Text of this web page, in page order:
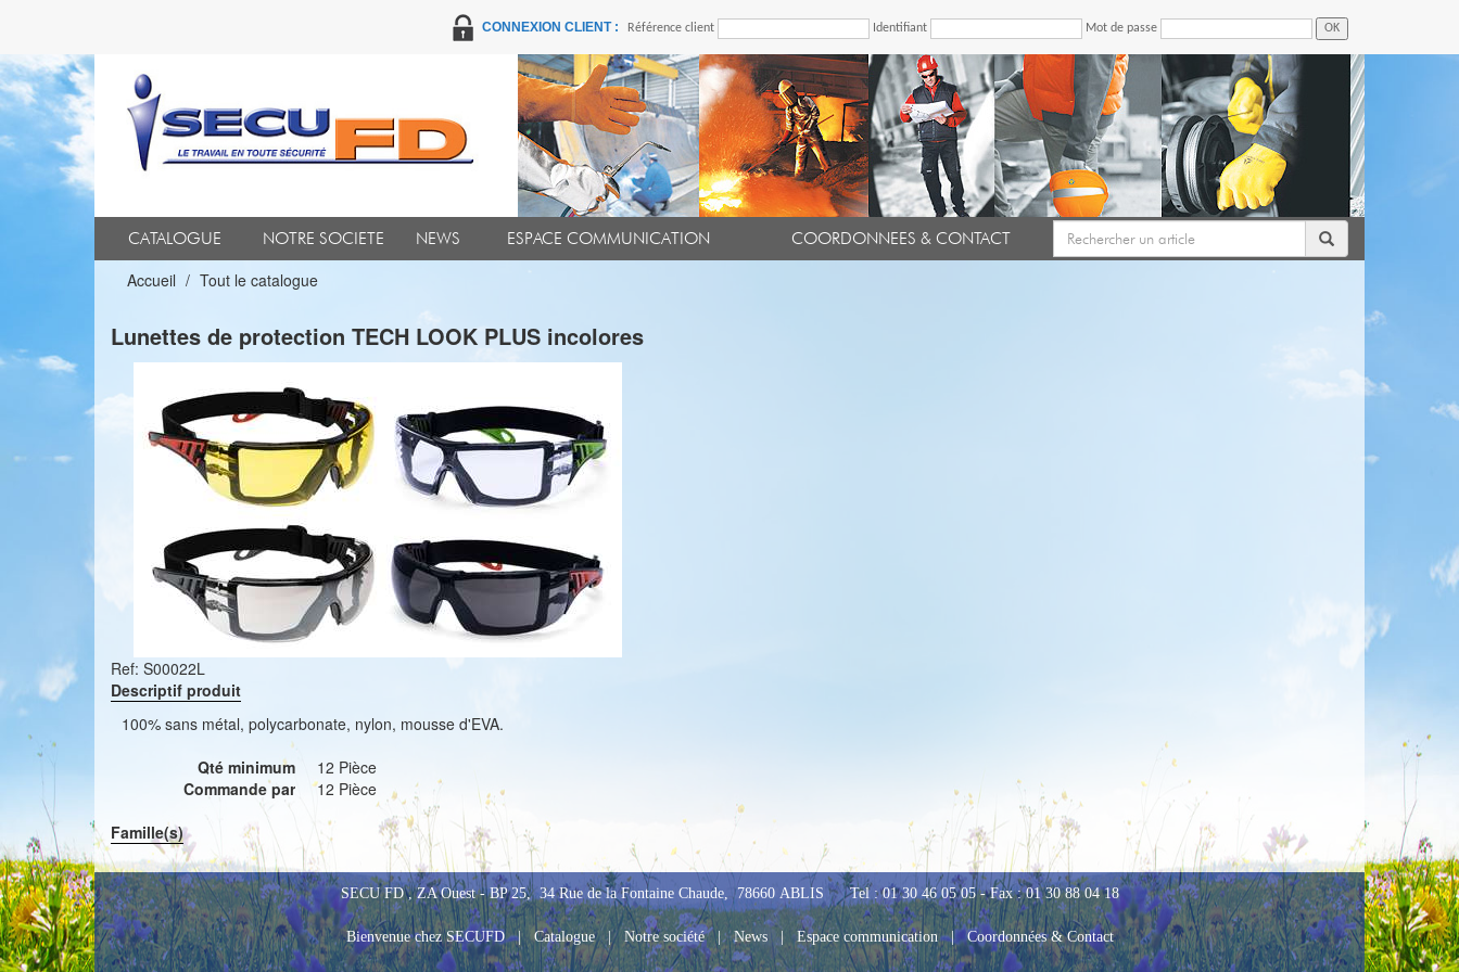
CONNEXION CLIENT : Référence client Identifiant Mot de passe OK
CATALOGUE NOTRE SOCIETE NEWS ESPACE COMMUNICATION COORDONNEES & CONTACT
Accueil Tout le catalogue
Lunettes de protection TECH LOOK PLUS incolores
Ref: S00022L
Descriptif produit
100% sans métal, polycarbonate, nylon, mousse d'EVA.
Qté minimum
12 Pièce
Commande par
12 Pièce
Famille(s)
SECU FD , ZA Ouest - BP 25, 34 Rue de la Fontaine Chaude, 78660 ABLIS Tel : 01 30 46 05 05 - Fax : 01 30 88 04 18
Bienvenue chez SECUFD|Catalogue| Notre société|News|Espace communication|Coordonnées & Contact